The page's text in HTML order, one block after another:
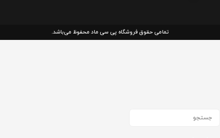
تمامی حقوق فروشگاه پی سی ماد محفوظ می‌باشد.